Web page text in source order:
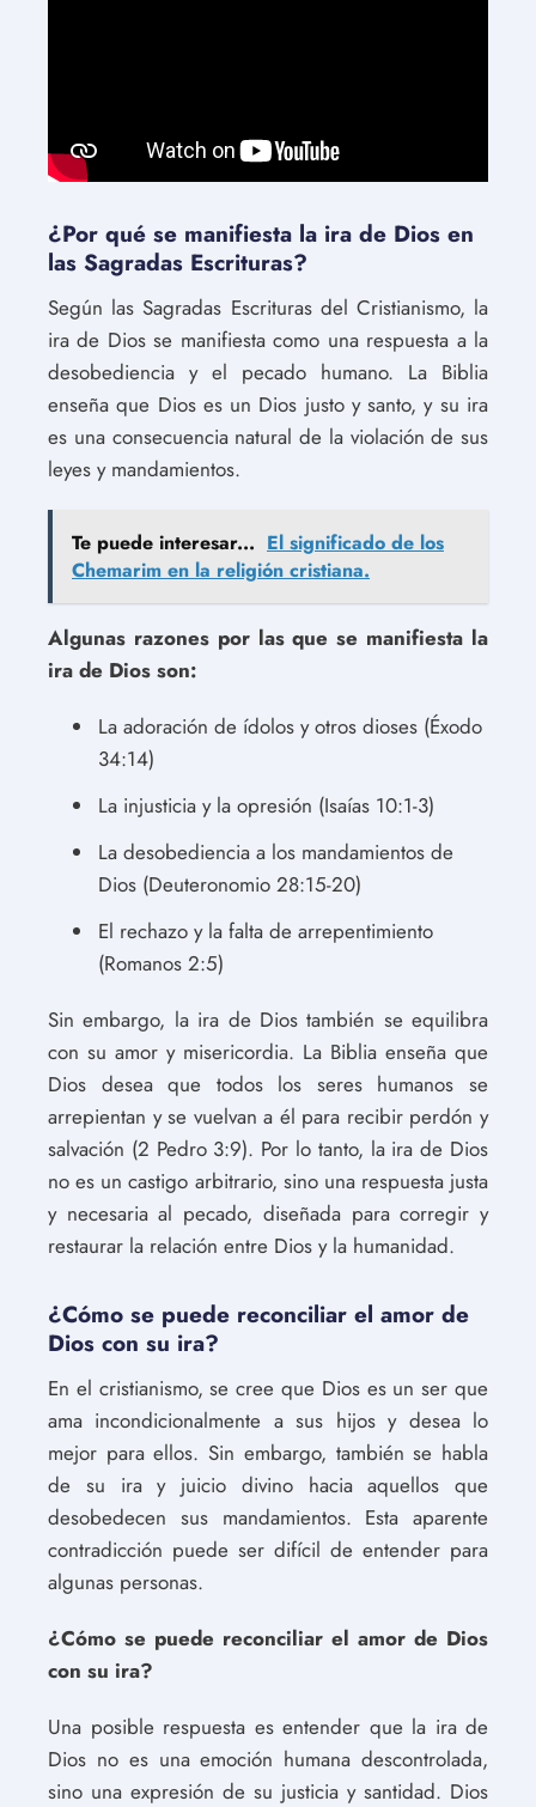
¿Por qué se manifiesta la ira de Dios en
las Sagradas Escrituras?
Según las Sagradas Escrituras del Cristianismo, la
ira de Dios se manifiesta como una respuesta a la
desobediencia y el pecado humano. La Biblia
enseña que Dios es un Dios justo y santo, y su ira
es una consecuencia natural de la violación de sus
leyes y mandamientos.
Te puede interesar... El significado de los
Chemarim en la religión cristiana.
Algunas razones por las que se manifiesta la
ira de Dios son:
La adoración de ídolos y otros dioses (Éxodo
34:14)
La injusticia y la opresión (Isaías 10:1-3)
La desobediencia a los mandamientos de
Dios (Deuteronomio 28:15-20)
El rechazo y la falta de arrepentimiento
(Romanos 2:5)
Sin embargo, la ira de Dios también se equilibra
con su amor y misericordia. La Biblia enseña que
Dios desea que todos los seres humanos se
arrepientan y se vuelvan a él para recibir perdón y
salvación (2 Pedro 3:9). Por lo tanto, la ira de Dios
no es un castigo arbitrario, sino una respuesta justa
y necesaria al pecado, diseñada para corregir y
restaurar la relación entre Dios y la humanidad.
¿Cómo se puede reconciliar el amor de
Dios con su ira?
En el cristianismo, se cree que Dios es un ser que
ama incondicionalmente a sus hijos y desea lo
mejor para ellos. Sin embargo, también se habla
de su ira y juicio divino hacia aquellos que
desobedecen sus mandamientos. Esta aparente
contradicción puede ser difícil de entender para
algunas personas.
¿Cómo se puede reconciliar el amor de Dios
con su ira?
Una posible respuesta es entender que la ira de
Dios no es una emoción humana descontrolada,
sino una expresión de su justicia y santidad. Dios